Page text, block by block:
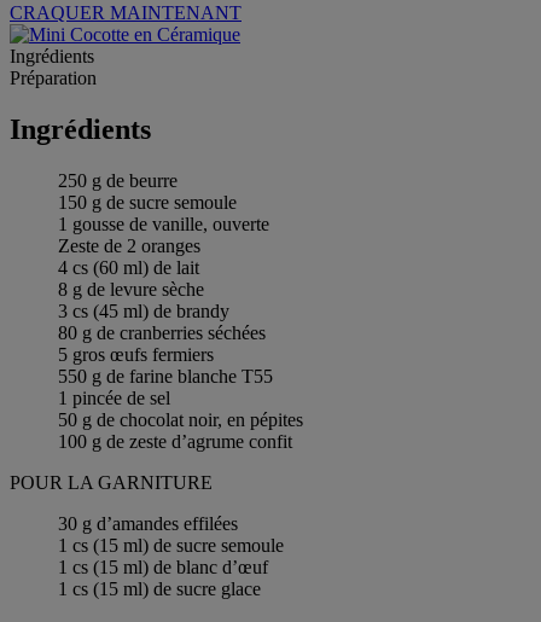
CRAQUER MAINTENANT
Ingrédients
Préparation
Ingrédients
250 g de beurre
150 g de sucre semoule
1 gousse de vanille, ouverte
Zeste de 2 oranges
4 cs (60 ml) de lait
8 g de levure sèche
3 cs (45 ml) de brandy
80 g de cranberries séchées
5 gros œufs fermiers
550 g de farine blanche T55
1 pincée de sel
50 g de chocolat noir, en pépites
100 g de zeste d’agrume confit
POUR LA GARNITURE
30 g d’amandes effilées
1 cs (15 ml) de sucre semoule
1 cs (15 ml) de blanc d’œuf
1 cs (15 ml) de sucre glace